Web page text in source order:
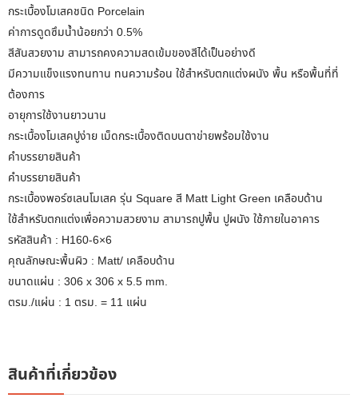
กระเบื้องโมเสคชนิด Porcelain
ค่าการดูดซึมน้ำน้อยกว่า 0.5%
สีสันสวยงาม สามารถคงความสดเข้มของสีได้เป็นอย่างดี
มีความแข็งแรงทนทาน ทนความร้อน ใช้สำหรับตกแต่งผนัง พื้น หรือพื้นที่ที่
ต้องการ
อายุการใช้งานยาวนาน
กระเบื้องโมเสคปูง่าย เม็ดกระเบื้องติดบนตาข่ายพร้อมใช้งาน
คำบรรยายสินค้า
คำบรรยายสินค้า
กระเบื้องพอร์ซเลนโมเสค รุ่น Square สี Matt Light Green เคลือบด้าน
ใช้สำหรับตกแต่งเพื่อความสวยงาม สามารถปูพื้น ปูผนัง ใช้ภายในอาคาร
รหัสสินค้า : H160-6×6
คุณลักษณะพื้นผิว : Matt/ เคลือบด้าน
ขนาดแผ่น : 306 x 306 x 5.5 mm.
ตรม./แผ่น : 1 ตรม. = 11 แผ่น
สินค้าที่เกี่ยวข้อง